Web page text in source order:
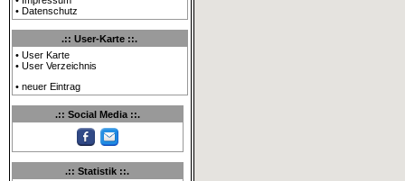
• Datenschutz
.:: User-Karte ::.
• User Karte
• User Verzeichnis
• neuer Eintrag
.:: Social Media ::.
.:: Statistik ::.